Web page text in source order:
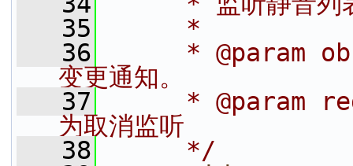
   35
     *
   36
* @param
变更通知。
   37
* @param
为取消监听
   38
     */